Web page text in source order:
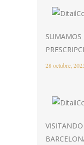
SUMAMOS
28 octubre,